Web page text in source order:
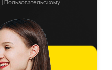
Пользовательскому